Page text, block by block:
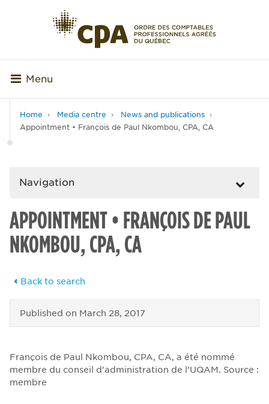
Menu
Home Media centre
News and publications
Appointment • François de Paul Nkombou, CPA, CA
Navigation
APPOINTMENT • FRANÇOIS DE PAUL
NKOMBOU, CPA, CA
Back to search
Published on March 28, 2017
François de Paul Nkombou, CPA, CA, a été nommé
membre du conseil d'administration de l'UQAM. Source :
membre